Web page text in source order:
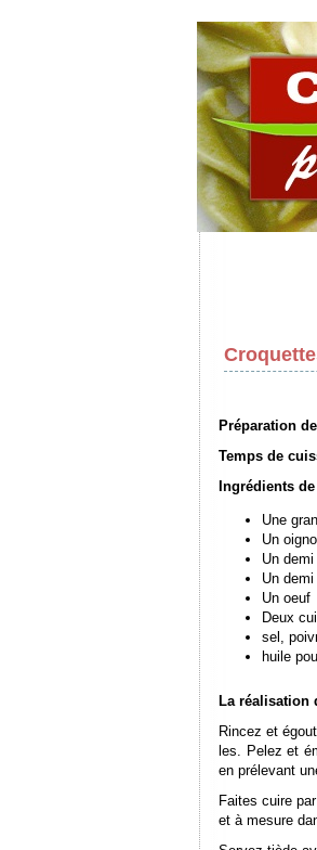
Préparation
Temps de
Ingrédients
Une
Un
Un demi
Un
Un oeuf
Deux
sel,
huile
La réalisation
Rincez et
les. Pelez et
en prélevant
Faites cuire
et à mesure